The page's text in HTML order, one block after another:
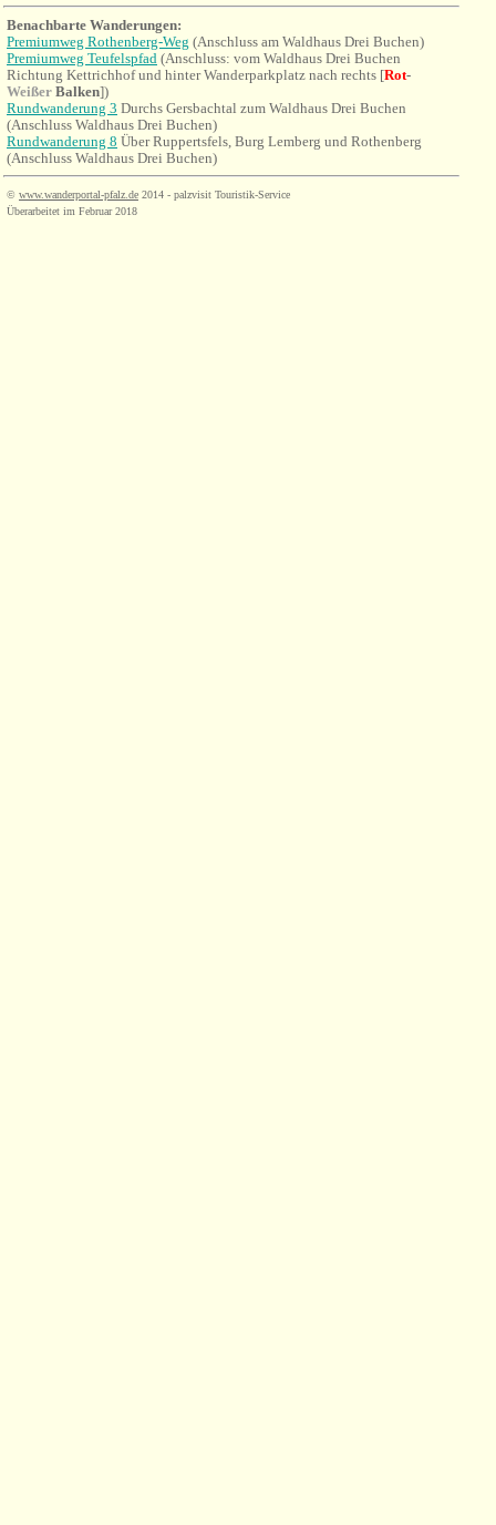
Benachbarte Wanderungen:
Premiumweg Rothenberg-Weg (Anschluss am Waldhaus Drei Buchen)
Premiumweg Teufelspfad (Anschluss: vom Waldhaus Drei Buchen
Richtung Kettrichhof und hinter Wanderparkplatz nach rechts [Rot-
Weißer Balken])
Rundwanderung 3 Durchs Gersbachtal zum Waldhaus Drei Buchen
(Anschluss Waldhaus Drei Buchen)
Rundwanderung 8 Über Ruppertsfels, Burg Lemberg und Rothenberg
(Anschluss Waldhaus Drei Buchen)
© www.wanderportal-pfalz.de 2014 - palzvisit Touristik-Service
Überarbeitet im Februar 2018